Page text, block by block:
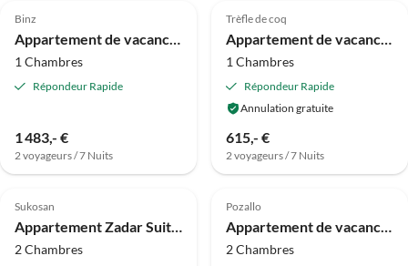
Binz
Appartement de vacances Hippocampe - Villa Freia
1 Chambres
Répondeur Rapide
1 483,- €
2 voyageurs / 7 Nuits
Trèfle de coq
Appartement de vacances Hahnenkleer Tied 2
1 Chambres
Répondeur Rapide
Annulation gratuite
615,- €
2 voyageurs / 7 Nuits
Annonce
4.0 (1)
Sukosan
Appartement Zadar Suite P4
2 Chambres
Annonce
Pozallo
Appartement de vacances Villa les Mimosas - Stella Marina
2 Chambres